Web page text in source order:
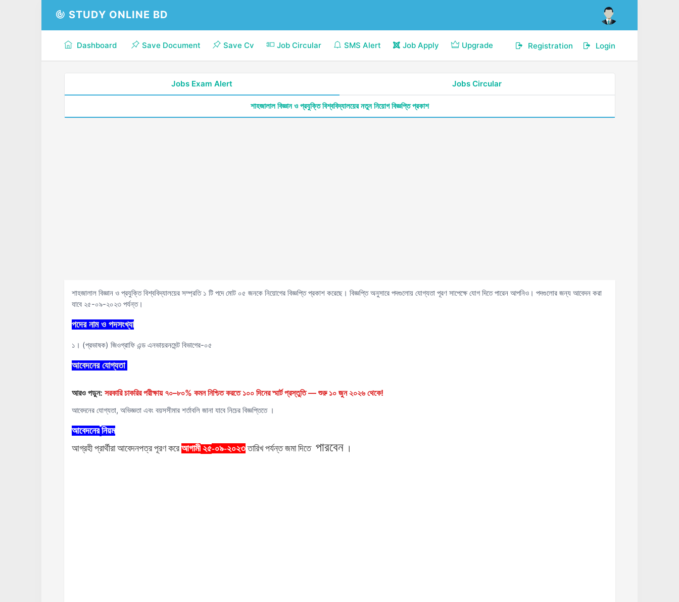
STUDY ONLINE BD
Dashboard Save Document Save Cv Job Circular SMS Alert Job Apply Upgrade Login
Registration
Jobs Exam Alert Jobs Circular
শাহজালাল বিজ্ঞান ও প্রযুক্তি বিশ্ববিদ্যালয়ের নতুন নিয়োগ বিজ্ঞপ্তি প্রকাশ
শাহজালাল বিজ্ঞান ও প্রযুক্তি বিশ্ববিদ্যালয়ের সম্প্রতি ১ টি পদে মোট ০৫ জনকে নিয়োগের বিজ্ঞপ্তি প্রকাশ করেছে। বিজ্ঞপ্তি অনুসারে পদগুলোয় যোগ্যতা পূরণ সাপেক্ষে যোগ দিতে পারেন আপনিও। পদগুলোর জন্য আবেদন করা
যাবে ২৫-০৯-২০২৩ পর্যন্ত।
পদের নাম ও পদসংখ্যা
১। (প্রভাষক) জিওগ্রাফি এন্ড এনভায়রনমেন্ট বিভাগের-০৫
আবেদনের যোগ্যতা
আরও পড়ুন: সরকারি চাকরির পরীক্ষায় ৭০–৮০% কমন নিশ্চিত করতে ১০০ দিনের স্মার্ট প্রস্তুতি — শুরু ১০ জুন ২০২৬ থেকে!
আবেদনের যোগ্যতা, অভিজ্ঞতা এবং বয়সসীমার শর্তাবলি জানা যাবে নিচের বিজ্ঞপ্তিতে ।
আবেদনের নিয়ম
আগ্রহী প্রার্থীরা আবেদনপত্র পূরণ করে আগামী২৫-০৯-২০২৩ তারিখ পর্যন্ত জমা দিতে পারবেন ।